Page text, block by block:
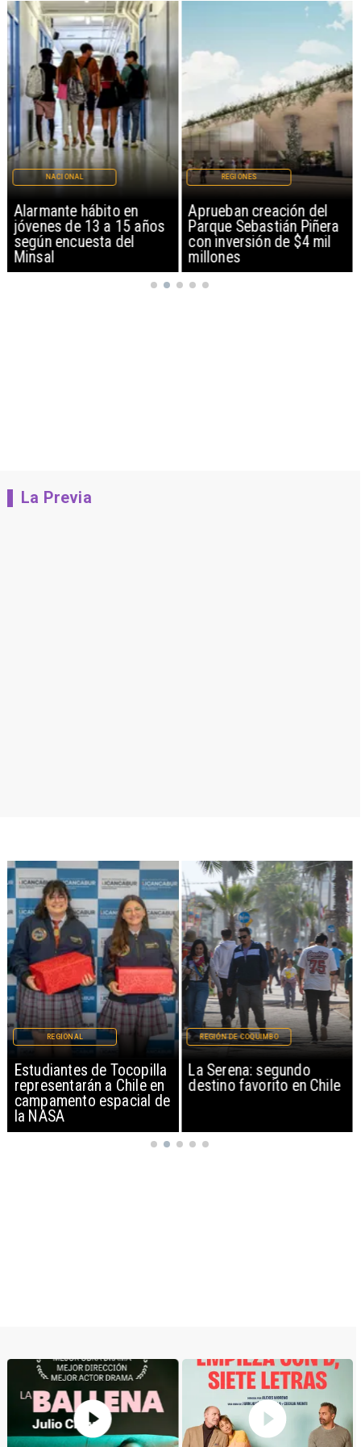
Alarmante hábito en
jóvenes de 13 a 15 años
según encuesta del
Minsal
NACIONAL
Aprueban creación del
Parque Sebastián Piñera
con inversión de $4 mil
millones
REGIONES
La Previa
Estudiantes de Tocopilla
representarán a Chile en
campamento espacial de
la NASA
REGIONAL
La Serena: segundo
destino favorito en Chile
REGIÓN DE COQUIMBO